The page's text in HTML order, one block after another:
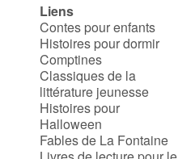
Liens
Contes pour enfants
Histoires pour dormir
Comptines
Classiques de la
littérature jeunesse
Histoires pour
Halloween
Fables de La Fontaine